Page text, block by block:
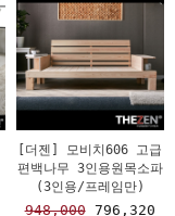
[더젠] 모비치606 고급
편백나무 3인용원목소파
(3인용/프레임만)
948,000796,320